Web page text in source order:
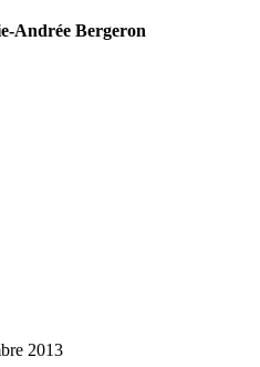
Andrée Bergeron
2013